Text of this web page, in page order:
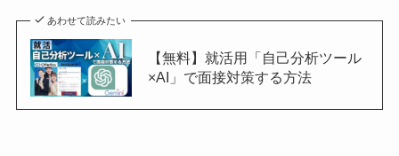
あわせて読みたい
【無料】就活用「自己分析ツール
×AI」で面接対策する方法